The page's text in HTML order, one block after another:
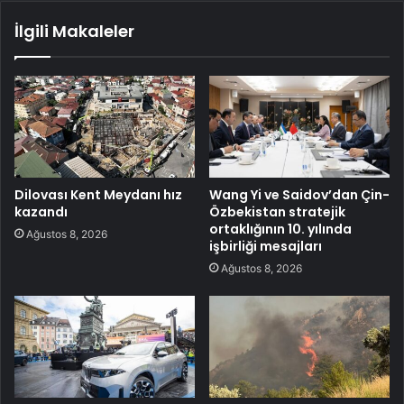
İlgili Makaleler
Dilovası Kent Meydanı hız
kazandı
Ağustos 8, 2026
Wang Yi ve Saidov’dan Çin-
Özbekistan stratejik
ortaklığının 10. yılında
işbirliği mesajları
Ağustos 8, 2026